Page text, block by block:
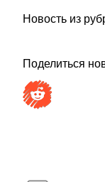
Новость из
Поделиться